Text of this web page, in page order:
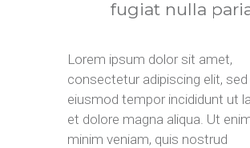
fugiat nulla
Lorem ipsum dolor sit amet,
consectetur adipiscing elit, sed
eiusmod tempor incididunt ut
et dolore magna aliqua. Ut
minim veniam, quis nostrud